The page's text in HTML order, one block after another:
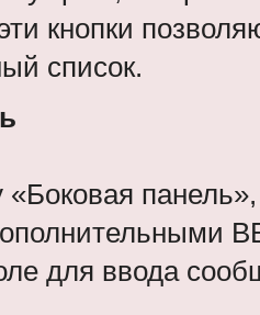
кнопки
список.
«Боковая
для ввода